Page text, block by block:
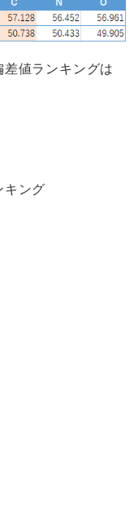
値ランキングは
キング